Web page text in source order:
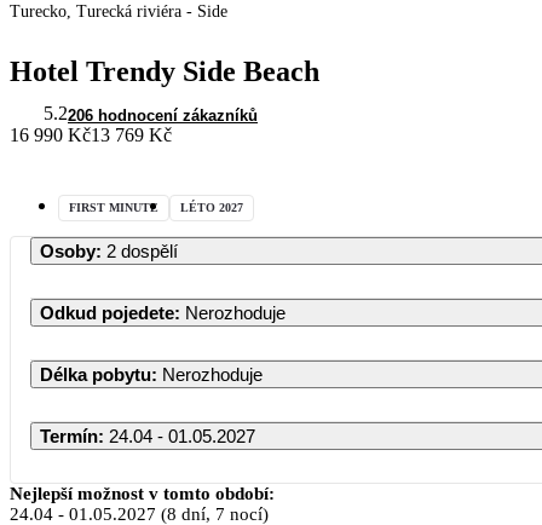
Turecko, Turecká riviéra - Side
Hotel Trendy Side Beach
5.2206 hodnocení zákazníků
16 990 Kč13 769 Kč
FIRST MINUTE LÉTO 2027
Osoby: 2 dospělí
Odkud pojedete: Nerozhoduje
Délka pobytu: Nerozhoduje
Termín: 24.04 - 01.05.2027
Nejlepší možnost v tomto období:
24.04 - 01.05.2027 (8 dní, 7 nocí)